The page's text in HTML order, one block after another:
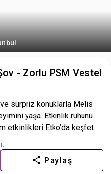
- Zorlu PSM Vestel
sürpriz konuklarla Melis
yaşa. Etkinlik ruhunu
etkinlikleri Etko’da keşfet.
Paylaş